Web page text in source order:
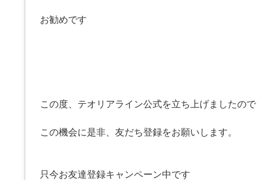
お勧めです
この度、テオリアライン公式を立ち上げましたので
この機会に是非、友だち登録をお願いします。
只今お友達登録キャンペーン中です